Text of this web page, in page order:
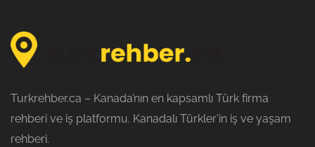
Turkrehber.ca – Kanada’nın en kapsamlı Türk firma
rehberi ve iş platformu. Kanadalı Türkler’in iş ve yaşam
rehberi.